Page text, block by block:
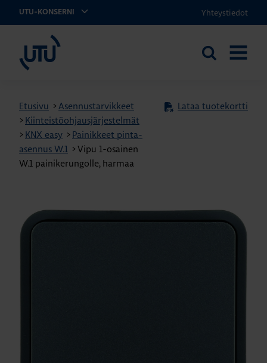
UTU-KONSERNI Yhteystiedot
Etsi
Etusivu >Asennustarvikkeet
> Kiinteistöohjausjärjestelmät
> KNX easy > Painikkeet pinta-
asennus W.1 >Vipu 1-osainen
W.1 painikerungolle, harmaa
Lataa tuotekortti